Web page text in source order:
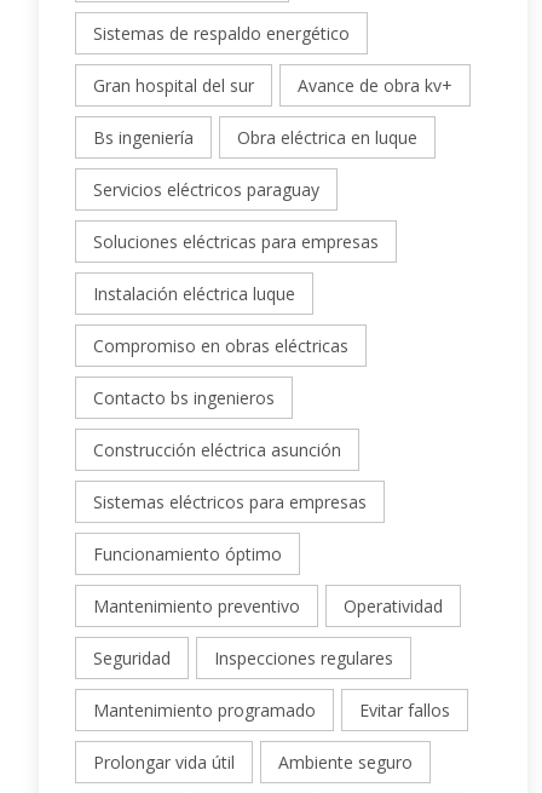
Sistemas de respaldo energético
Gran hospital del sur Avance de obra kv+
Bs ingeniería Obra eléctrica en luque
Servicios eléctricos paraguay
Soluciones eléctricas para empresas
Instalación eléctrica luque
Compromiso en obras eléctricas
Contacto bs ingenieros
Construcción eléctrica asunción
Sistemas eléctricos para empresas
Funcionamiento óptimo
Mantenimiento preventivo Operatividad
Seguridad Inspecciones regulares
Mantenimiento programado Evitar fallos
Prolongar vida útil Ambiente seguro